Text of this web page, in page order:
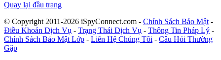
Quay lại đầu trang
© Copyright 2011-2026 iSpyConnect.com - Chính Sách Bảo Mật -
Điều Khoản Dịch Vụ - Trạng Thái Dịch Vụ - Thông Tin Pháp Lý -
Chính Sách Bảo Mật Lớp - Liên Hệ Chúng Tôi - Câu Hỏi Thường
Gặp